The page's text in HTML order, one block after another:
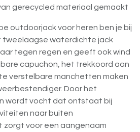
gerecycled materiaal gemaakt
outdoorjack voor heren ben je bij
tweelaagse waterdichte jack
tegen regen en geeft ook wind
capuchon, het trekkoord aan
verstelbare manchetten maken
Door het
wordt vocht dat ontstaat bij
naar buiten
voor een aangenaam